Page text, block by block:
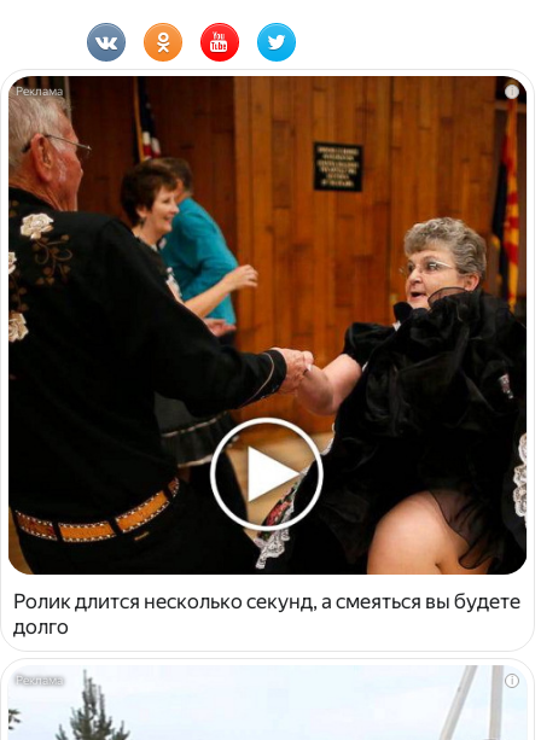
i
Ролик длится несколько секунд, а смеяться вы будете
долго
i